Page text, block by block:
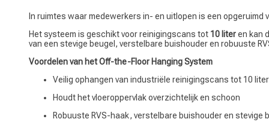
In ruimtes waar medewerkers in- en uitlopen is een opgeruimd
Het systeem is geschikt voor reinigingscans tot 10 literen kan
van een stevige beugel, verstelbare buishouder en robuuste
Voordelen van het Off-the-Floor Hanging System
Veilig ophangen van industriële reinigingscans tot 10 liter
Houdt het vloeroppervlak overzichtelijk en schoon
Robuuste RVS-haak, verstelbare buishouder en stevige